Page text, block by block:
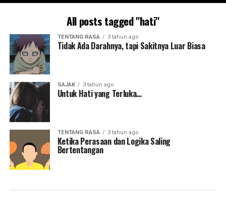
All posts tagged "hati"
TENTANG RASA 3 tahun ago
Tidak Ada Darahnya, tapi Sakitnya Luar Biasa
SAJAK 3 tahun ago
Untuk Hati yang Terluka…
TENTANG RASA 3 tahun ago
Ketika Perasaan dan Logika Saling
Bertentangan